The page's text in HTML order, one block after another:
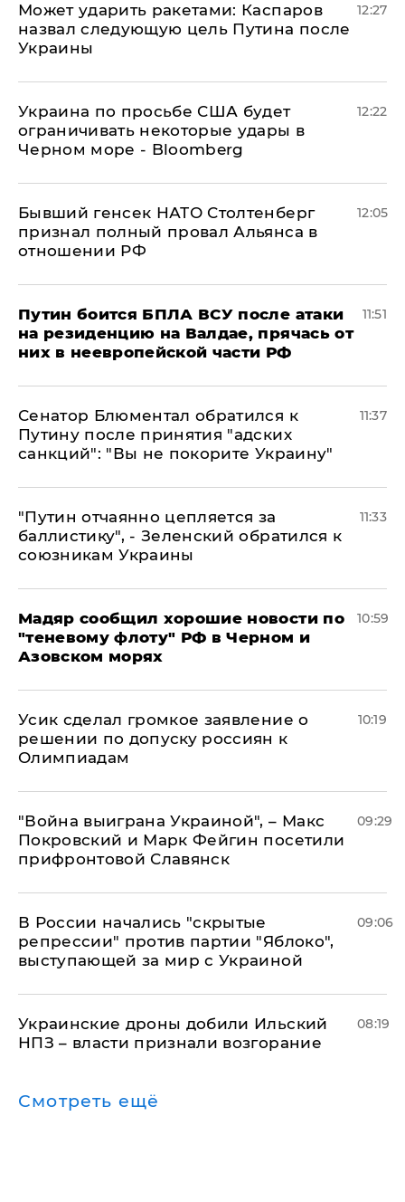
Может ударить ракетами: Каспаров
назвал следующую цель Путина после
Украины
12:27
Украина по просьбе США будет
ограничивать некоторые удары в
Черном море - Bloomberg
12:22
Бывший генсек НАТО Столтенберг
признал полный провал Альянса в
отношении РФ
12:05
Путин боится БПЛА ВСУ после атаки
на резиденцию на Валдае, прячась от
них в неевропейской части РФ
11:51
Сенатор Блюментал обратился к
Путину после принятия "адских
санкций": "Вы не покорите Украину"
11:37
"Путин отчаянно цепляется за
баллистику", - Зеленский обратился к
союзникам Украины
11:33
Мадяр сообщил хорошие новости по
"теневому флоту" РФ в Черном и
Азовском морях
10:59
Усик сделал громкое заявление о
решении по допуску россиян к
Олимпиадам
10:19
"Война выиграна Украиной", – Макс
Покровский и Марк Фейгин посетили
прифронтовой Славянск
09:29
В России начались "скрытые
репрессии" против партии "Яблоко",
выступающей за мир с Украиной
09:06
Украинские дроны добили Ильский
НПЗ – власти признали возгорание
08:19
Смотреть ещё